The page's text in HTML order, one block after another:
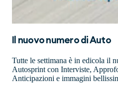
Il nuovo numero diAuto
Tutte le settimana è in edicola il
Autosprint con Interviste,
Anticipazioni e immagini